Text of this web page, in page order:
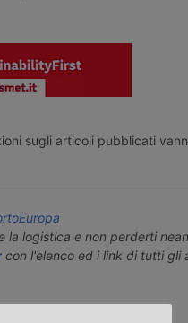
sugli articoli pubblicati
la logistica e non perderti
con l'elenco ed i link di tutti gli